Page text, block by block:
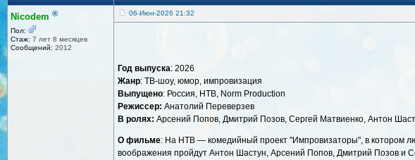
Nicodem ®
Пол:
Стаж: 7 лет 8 месяцев
Сообщений: 2012
06-Июн-2026 21:32
Год выпуска: 2026
Жанр: ТВ-шоу, юмор, импровизация
Выпущено: Россия, НТВ, Norm Production
Режиссер: Анатолий Переверзев
В ролях: Арсений Попов, Дмитрий Позов, Сергей Матвиенко, Антон
О фильме: На НТВ — комедийный проект "Импровизаторы", в котором
воображения пройдут Антон Шастун, Арсений Попов, Дмитрий Позов и